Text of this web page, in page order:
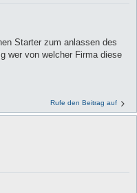
Starter zum anlassen des
wer von welcher Firma diese
Rufe den Beitrag auf